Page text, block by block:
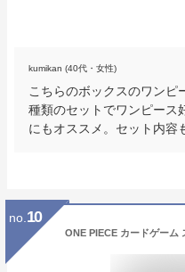
kumikan (40代・女性)
こちらのボックスのワンピ
種類のセットでワンピース
にもオススメ。セット内容
no. 10